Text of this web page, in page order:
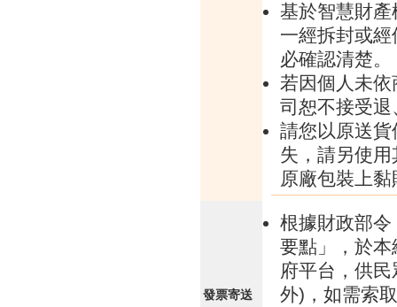
基於智慧財
一經拆封或
必確認清楚。
若因個人未
司恕不接受
請您以原送
失，請另使
原廠包裝上
發票寄送
根據財政部
要點」，於
府平台，供
外)，如需索